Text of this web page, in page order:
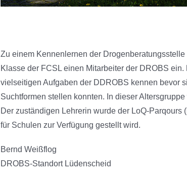
Zu einem Kennenlernen der
Klasse der FCSL einen Mitarbeiter der DROBS
vielseitigen Aufgaben der DDROBS kennen bevor
Suchtformen stellen konnten. In dieser
Der zuständigen Lehrerin wurde der LoQ-
für Schulen zur Verfügung gestellt wird.
Bernd Weißflog
DROBS-Standort Lüdenscheid